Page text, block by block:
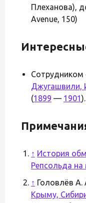
Плеханова),
Avenue, 150)
Сотрудником
Джугашвили,
(1899 — 1901).
↑ История
Репсольда на
↑ Головлёв А.
Крыму,